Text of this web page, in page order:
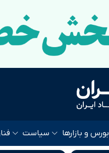
بورس و بازارها سیاست